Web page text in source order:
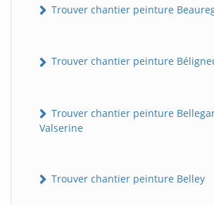
Trouver chantier peinture
Trouver chantier peinture
Trouver chantier peinture
Valserine
Trouver chantier peinture Belley